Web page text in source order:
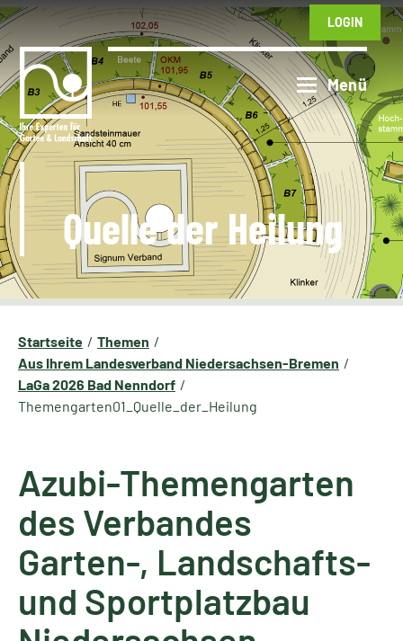
LOGIN
Quelle der Heilung
Startseite
Themen
Aus Ihrem Landesverband Niedersachsen-Bremen
LaGa 2026 Bad Nenndorf
Themengarten01_Quelle_der_Heilung
Azubi-Themengarten
des Verbandes
Garten-, Landschafts-
und Sportplatzbau